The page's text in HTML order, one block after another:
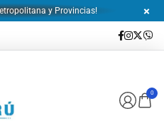
y Provincias!
0